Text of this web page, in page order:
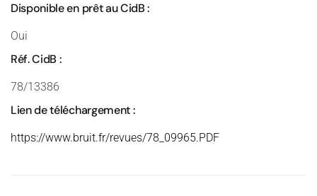
Disponible en prêt au CidB :
Oui
Réf. CidB :
78/13386
Lien de téléchargement :
https://www.bruit.fr/revues/78_09965.PDF